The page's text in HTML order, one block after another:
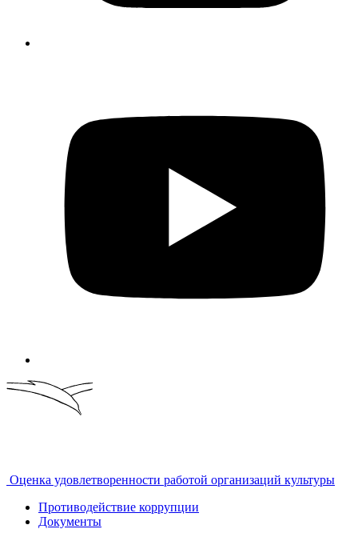
Оценка удовлетворенности работой организаций культуры
Противодействие коррупции
Документы